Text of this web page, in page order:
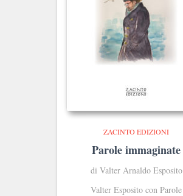
ZACINTO EDIZIONI
Parole immaginate
di Valter Arnaldo Esposito
Valter Esposito con Parole